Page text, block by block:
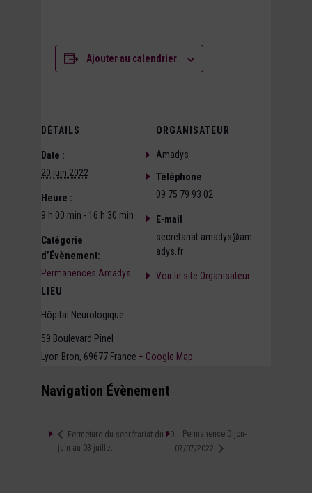
Ajouter au calendrier
DÉTAILS
Date :
20 juin 2022
Heure :
9 h 00 min - 16 h 30 min
Catégorie
d’Évènement:
Permanences Amadys
LIEU
Hôpital Neurologique
59 Boulevard Pinel
Lyon Bron, 69677 France + Google Map
ORGANISATEUR
Amadys
Téléphone
09 75 79 93 02
E-mail
secretariat.amadys@am
adys.fr
Voir le site Organisateur
Navigation Évènement
Fermeture du secrétariat du 20
juin au 03 juillet
Permanence Dijon-
07/07/2022